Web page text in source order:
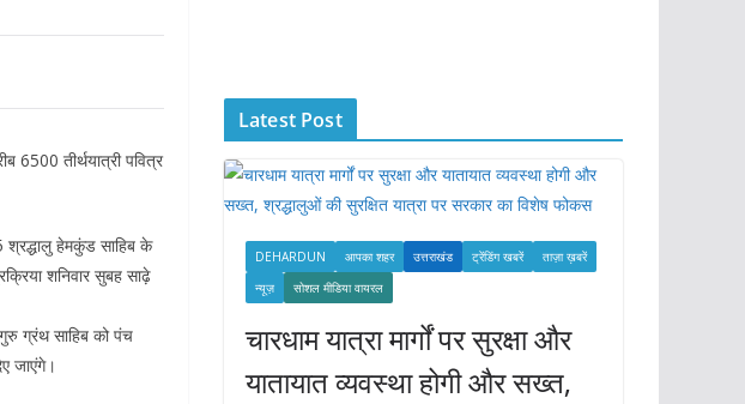
तीर्थयात्री पवित्र
श्रद्धालु हेमकुंड साहिब के
शनिवार सुबह साढ़े
ग्रंथ साहिब को पंच
जाएंगे।
e
s
Latest Post
DEHARDUN आपका शहर उत्तराखंड ट्रेंडिंग खबरें
ताज़ा ख़बरें
न्यूज़
सोशल मीडिया वायरल
चारधाम यात्रा मार्गों पर सुरक्षा और
यातायात व्यवस्था होगी और सख्त,